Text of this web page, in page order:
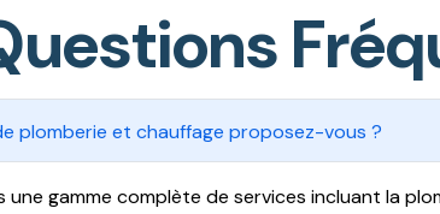
uestionsFréq
plomberie et chauffage proposez-vous ?
une gamme complète de services incluant la